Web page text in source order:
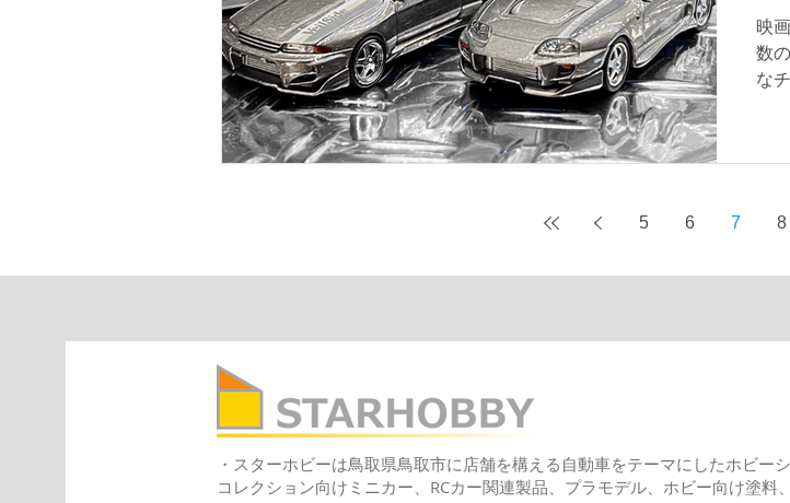
と
入
映
数
な
ア
の
産
5 6 7 8
・スターホビーは鳥取県鳥取市に店舗を構える 自動車をテーマにしたホビーシ
コレクション向けミニカー、RCカー関連製品、プラモデル、ホビー向け塗